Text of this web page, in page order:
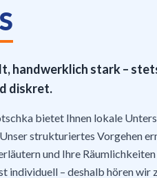
handwerklich stark –
diskret.
bietet Ihnen lokale
strukturiertes Vorgehen
und Ihre
individuell – deshalb hören wir